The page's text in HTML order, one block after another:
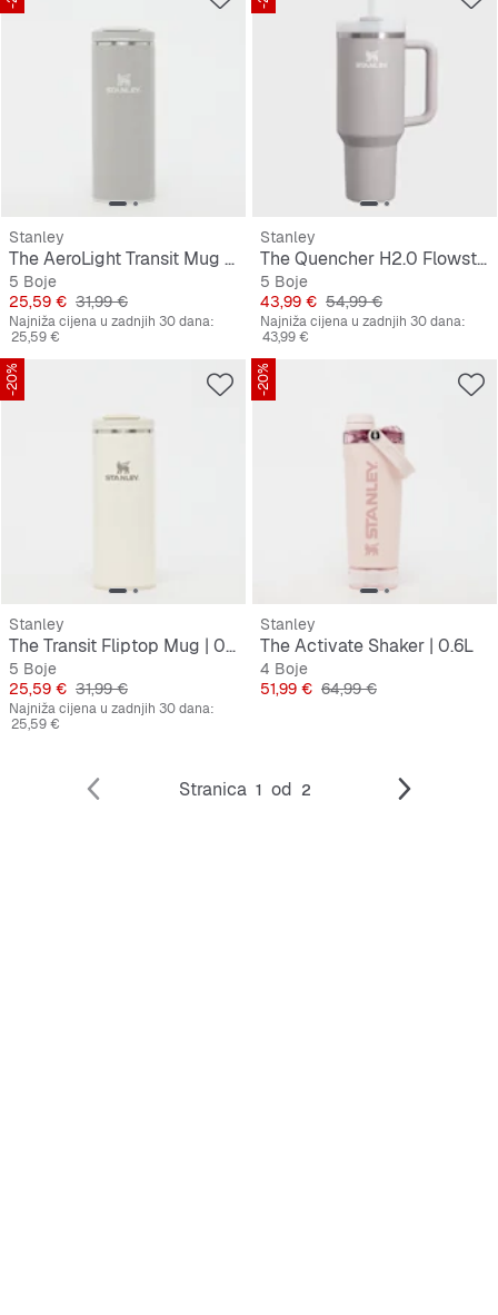
Stanley
The AeroLight Transit Mug | 0,35L
5 Boje
Cijena
25,59 € Originalna cijena
31,99 €
Najniža cijena u zadnjih 30 dana:
25,59 €
Stanley
The Quencher H2.0 Flowstate Tumbler | 1,2L
5 Boje
Cijena
43,99 € Originalna cijena
54,99 €
Najniža cijena u zadnjih 30 dana:
43,99 €
-20%
Stanley
The Transit Fliptop Mug | 0,35L
5 Boje
Cijena
25,59 € Originalna cijena
31,99 €
Najniža cijena u zadnjih 30 dana:
25,59 €
-20%
Stanley
The Activate Shaker | 0.6L
4 Boje
Cijena
51,99 € Originalna cijena
64,99 €
Stranica 1 od 2